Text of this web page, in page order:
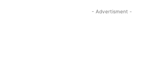
- Advertisment -